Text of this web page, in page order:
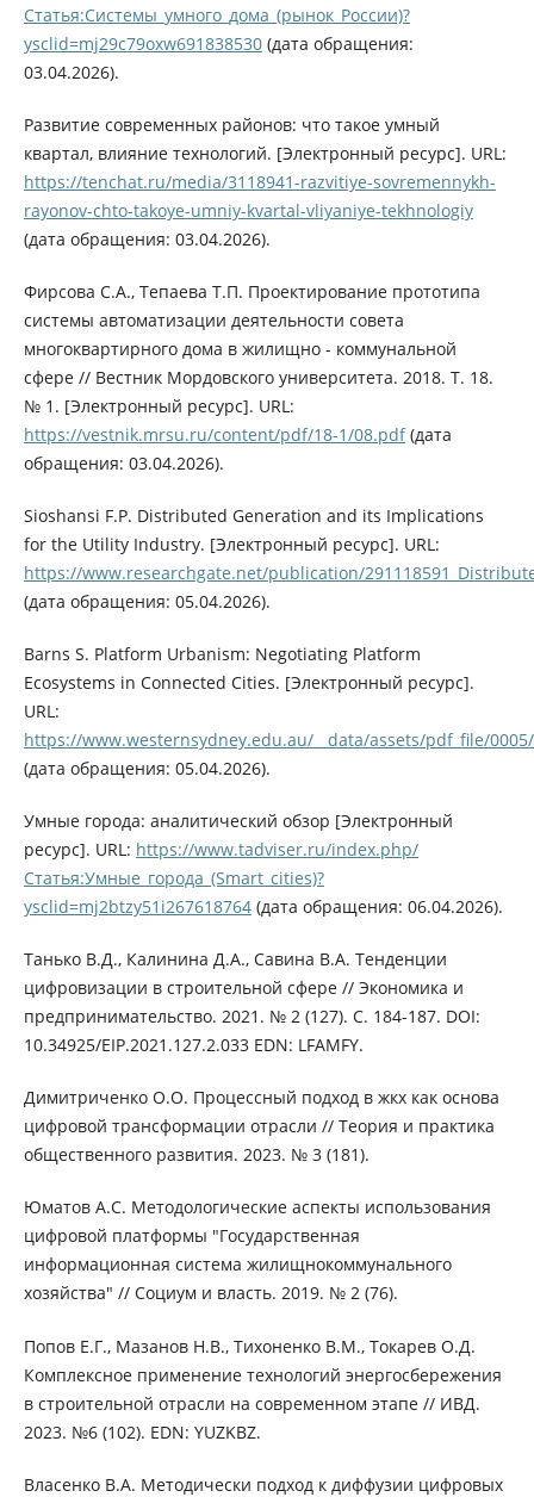
Статья:Системы_умного_дома_(рынок_России)?
ysclid=mj29c79oxw691838530(дата обращения:
03.04.2026).
Развитие современных районов: что такое умный
квартал, влияние технологий. [Электронный ресурс]. URL:
https://tenchat.ru/media/3118941-razvitiye-sovremennykh-
rayonov-chto-takoye-umniy-kvartal-vliyaniye-tekhnologiy
(дата обращения: 03.04.2026).
Фирсова С.А., Тепаева Т.П. Проектирование прототипа
системы автоматизации деятельности совета
многоквартирного дома в жилищно - коммунальной
сфере // Вестник Мордовского университета. 2018. Т. 18.
№ 1. [Электронный ресурс]. URL:
https://vestnik.mrsu.ru/content/pdf/18-1/08.pdf(дата
обращения: 03.04.2026).
Sioshansi F.P. Distributed Generation and its Implications
for the Utility Industry. [Электронный ресурс]. URL:
https://www.researchgate.net/publication/
(дата обращения: 05.04.2026).
Barns S. Platform Urbanism: Negotiating Platform
Ecosystems in Connected Cities. [Электронный ресурс].
URL:
https://www.westernsydney.edu.au/__data/assets/pdf_file/
(дата обращения: 05.04.2026).
Умные города: аналитический обзор [Электронный
ресурс]. URL: https://www.tadviser.ru/index.php/
Статья:Умные_города_(Smart_cities)?
ysclid=mj2btzy51i267618764(дата обращения: 06.04.2026).
Танько В.Д., Калинина Д.А., Савина В.А. Тенденции
цифровизации в строительной сфере // Экономика и
предпринимательство. 2021. № 2 (127). С. 184-187. DOI:
10.34925/EIP.2021.127.2.033 EDN: LFAMFY.
Димитриченко О.О. Процессный подход в жкх как основа
цифровой трансформации отрасли // Теория и практика
общественного развития. 2023. № 3 (181).
Юматов А.С. Методологические аспекты использования
цифровой платформы "Государственная
информационная система жилищнокоммунального
хозяйства" // Социум и власть. 2019. № 2 (76).
Попов Е.Г., Мазанов Н.В., Тихоненко В.М., Токарев О.Д.
Комплексное применение технологий энергосбережения
в строительной отрасли на современном этапе // ИВД.
2023. №6 (102). EDN: YUZKBZ.
Власенко В.А. Методически подход к диффузии цифровых